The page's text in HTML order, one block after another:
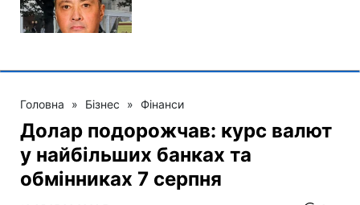
Головна » Бізнес » Фінанси
Долар подорожчав: курс валют
у найбільших банках та
обмінниках 7 серпня